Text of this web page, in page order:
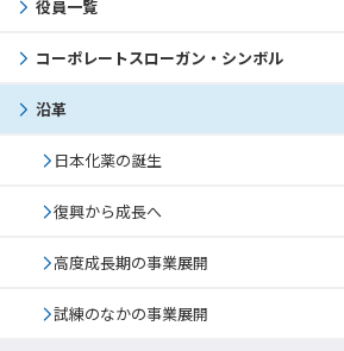
役員一覧
コーポレートスローガン・シンボル
沿革
日本化薬の誕生
復興から成長へ
高度成長期の事業展開
試練のなかの事業展開